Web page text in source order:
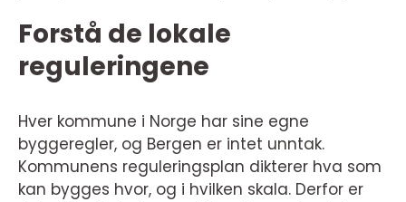
Forstå de lokale
reguleringene
Hver kommune i Norge har sine egne
byggeregler, og Bergen er intet unntak.
Kommunens reguleringsplan dikterer hva som
kan bygges hvor, og i hvilken skala. Derfor er